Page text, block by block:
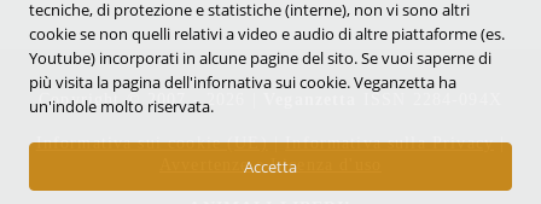
Copyright © 2007 - 2026 |
Informativa sui cookie (UE)|Informativa sulla Privacy|
Avvertenze e Licenza d'uso
tecniche, di protezione e statistiche (interne), non vi sono altri
cookie se non quelli relativi a video e audio di altre piattaforme (es.
Youtube) incorporati in alcune pagine del sito. Se vuoi saperne di
più visita la pagina dell'infornativa sui cookie. Veganzetta ha
un'indole molto riservata.
Accetta